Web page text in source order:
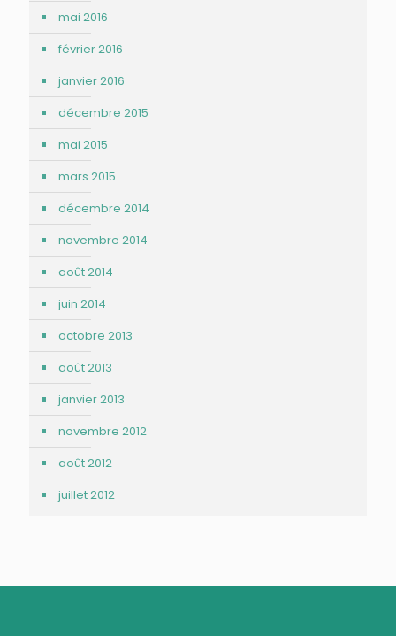
mai 2016
février 2016
janvier 2016
décembre 2015
mai 2015
mars 2015
décembre 2014
novembre 2014
août 2014
juin 2014
octobre 2013
août 2013
janvier 2013
novembre 2012
août 2012
juillet 2012